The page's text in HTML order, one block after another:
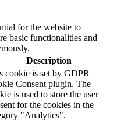
for the website to
basic functionalities and
Description
cookie is set by GDPR
Consent plugin. The
is used to store the user
for the cookies in the
"Analytics".